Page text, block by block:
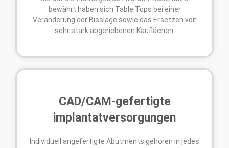
bewährt haben sich Table Tops bei einer
Veränderung der Bisslage sowie das Ersetzen von
sehr stark abgeriebenen Kauflächen.
CAD/CAM-gefertigte
implantatversorgungen
Individuell angefertigte Abutments gehören in jedes